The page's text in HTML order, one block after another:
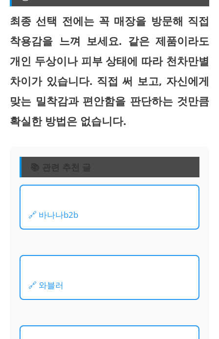
최종 선택 전에는 꼭 매장을 방문해 직접
착용감을 느껴 보세요. 같은 제품이라도
개인 두상이나 피부 상태에 따라 천차만별
차이가 있습니다. 직접 써 보고, 자신에게
맞는 밀착감과 편안함을 판단하는 것만큼
확실한 방법은 없습니다.
📚 관련 추천 글
🔗 바나나b2b
🔗 와블러